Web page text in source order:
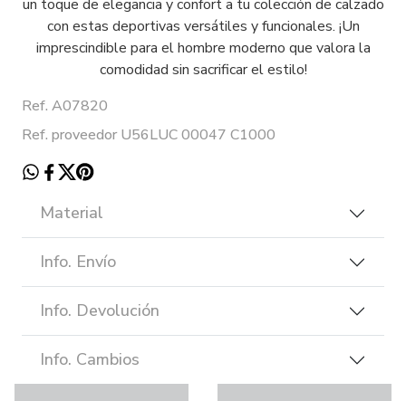
un toque de elegancia y confort a tu colección de calzado
con estas deportivas versátiles y funcionales. ¡Un
imprescindible para el hombre moderno que valora la
comodidad sin sacrificar el estilo!
Ref. A07820
Ref. proveedor U56LUC 00047 C1000
Material
Info. Envío
Info. Devolución
Info. Cambios